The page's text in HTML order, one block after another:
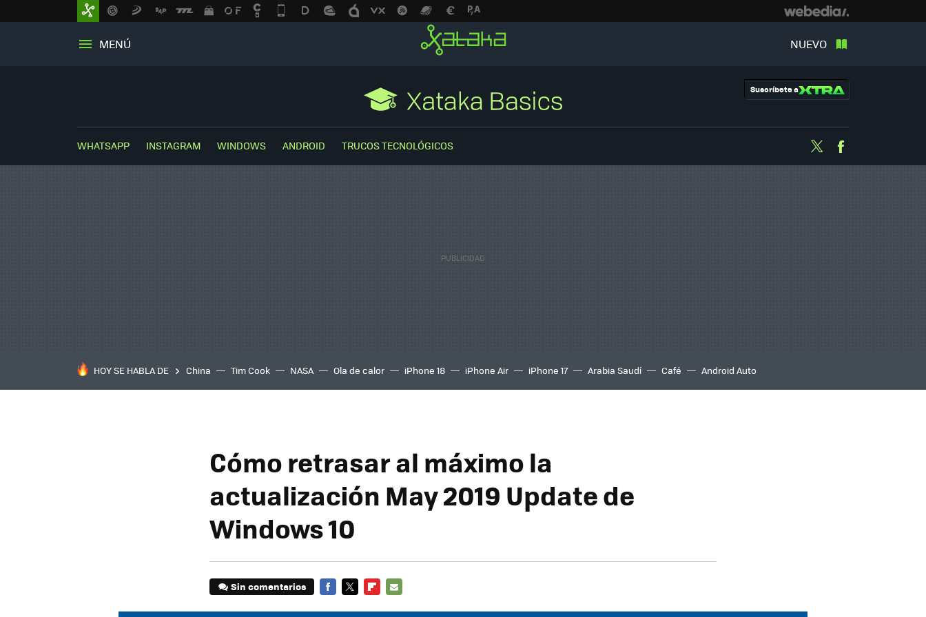
MENÚ NUEVO
Suscríbete a
WHATSAPP INSTAGRAM WINDOWS ANDROID TRUCOS TECNOLÓGICOS Twitter
HOY SE HABLA DE China Tim Cook NASA Ola de calor iPhone 18 iPhone Air iPhone 17 Arabia Saudí Café Android Auto
Cómo retrasar al máximo la
actualización May 2019 Update de
Windows 10
Sin comentarios